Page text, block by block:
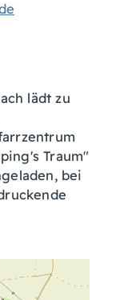
lädt zu
Traum"
bei